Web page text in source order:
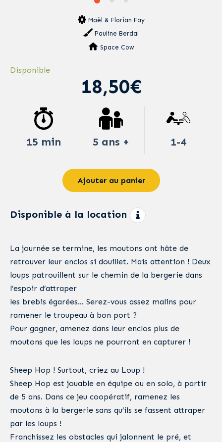
Maël & Florian Fay
Pauline Berdal
Space Cow
Disponible
18,50€
15 min 5 ans + 1-4
Ajouter au panier
Disponible à la location
La journée se termine, les moutons ont hâte de
retrouver leur enclos si douillet. Mais attention ! Deux
loups patrouillent sur le chemin de la bergerie dans
l’espoir d’attraper
les brebis égarées… Serez-vous assez malins pour
ramener le troupeau à bon port ?
Pour gagner, amenez dans leur enclos plus de
moutons que les loups ne pourront en capturer !
Sheep Hop ! Surtout, criez au Loup !
Sheep Hop est jouable en équipe ou en solo, à partir
de 5 ans. Dans ce jeu coopératif, ramenez les
moutons à la bergerie sans qu’ils se fassent attraper
par les loups !
Franchissez les obstacles qui jalonnent le pré, et